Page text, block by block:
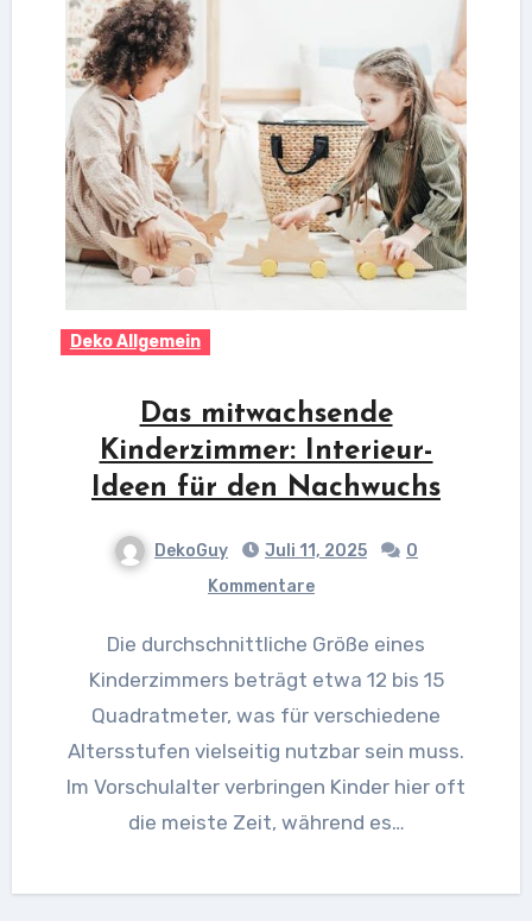
Deko Allgemein
Das mitwachsende
Kinderzimmer: Interieur-
Ideen für den Nachwuchs
DekoGuy Juli 11, 2025
0
Kommentare
Die durchschnittliche Größe eines
Kinderzimmers beträgt etwa 12 bis 15
Quadratmeter, was für verschiedene
Altersstufen vielseitig nutzbar sein muss.
Im Vorschulalter verbringen Kinder hier oft
die meiste Zeit, während es…